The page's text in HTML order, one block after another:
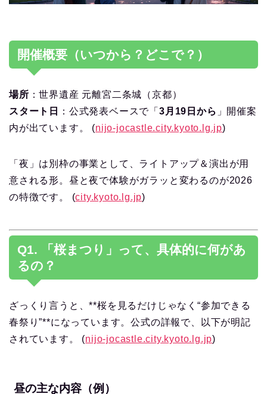
開催概要（いつから？どこで？）
場所 ：世界遺産 元離宮二条城（京都）
スタート日
：公式発表ベースで「 3月19日から 」開催案
内が出ています。 (nijo-jocastle.city.kyoto.lg.jp)
「夜」は別枠の事業として、ライトアップ＆演出が用
意される形。昼と夜で体験がガラッと変わるのが2026
の特徴です。 (city.kyoto.lg.jp)
Q1. 「桜まつり」って、具体的に何があ
るの？
ざっくり言うと、**桜を見るだけじゃなく“参加できる
春祭り”**になっています。公式の詳報で、以下が明記
されています。 (nijo-jocastle.city.kyoto.lg.jp)
昼の主な内容（例）